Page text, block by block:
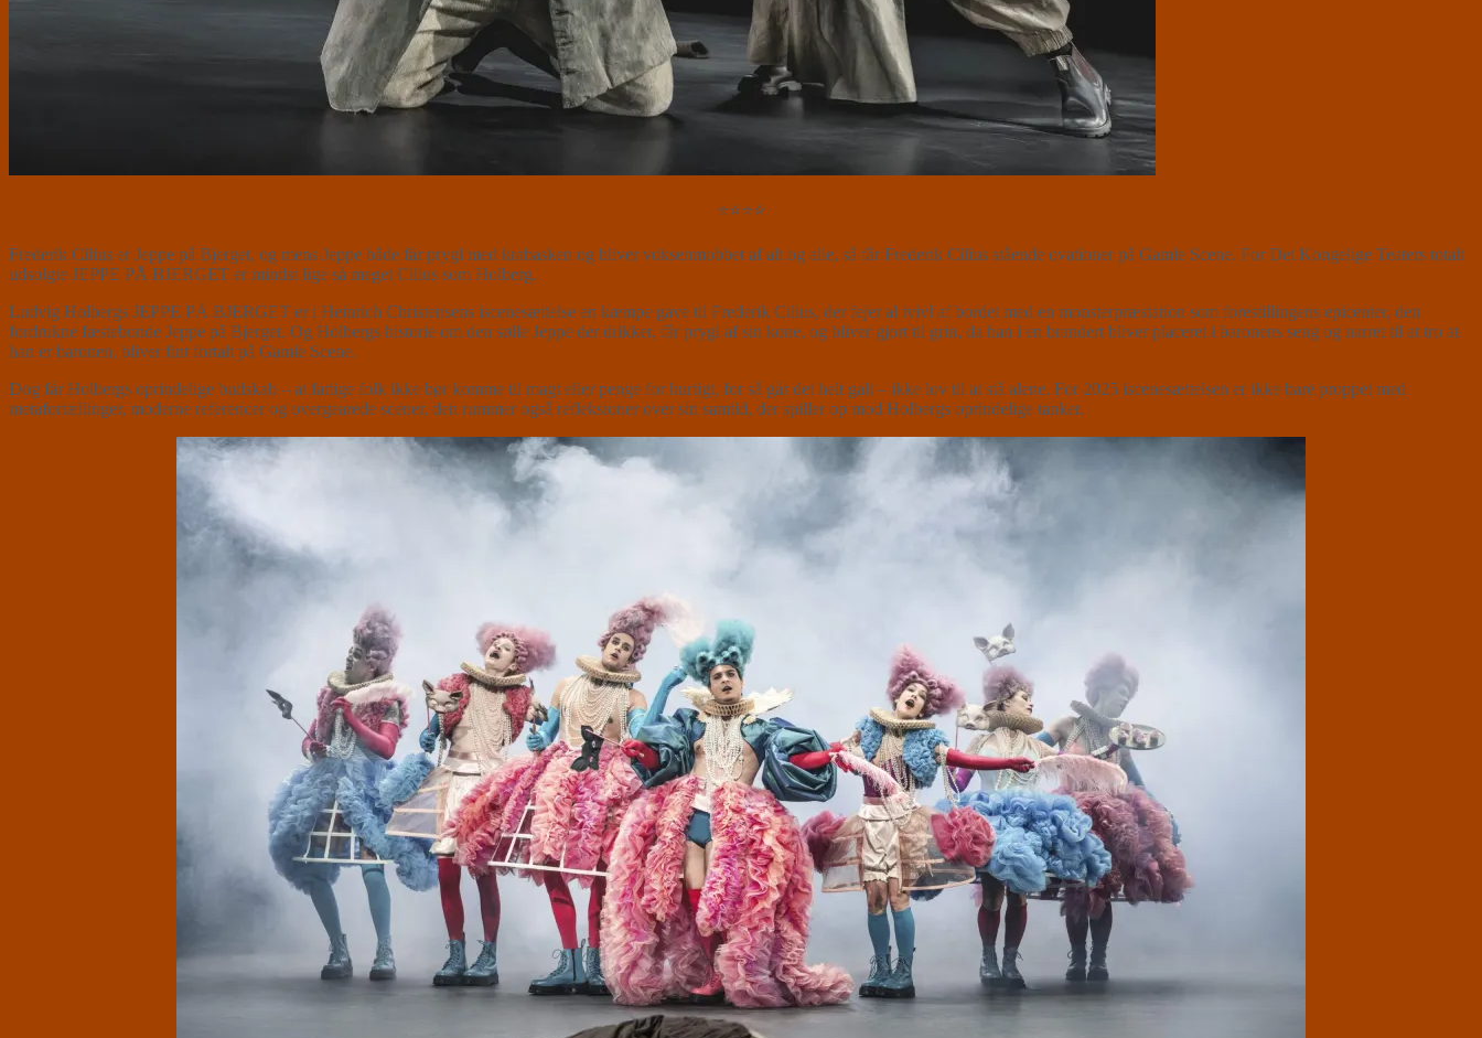
⭐⭐⭐⭐
Frederik Cilius er Jeppe på Bjerget, og mens Jeppe både får prygl med krabasken og bliver voksenmobbet af alt og alle, så får Frederik Cilius stående ovationer på Gamle Scene. For Det Kongelige Teaters totalt
udsolgte JEPPE PÅ BJERGET er mindst lige så meget Cilius som Holberg.
Ludvig Holbergs JEPPE PÅ BJERGET er i Heinrich Christensens iscenesættelse en kæmpe gave til Frederik Cilius, der fejer al tvivl af bordet med en monsterpræstation som forestillingens epicenter, den
fordrukne fæstebonde Jeppe på Bjerget. Og Holbergs historie om den sølle Jeppe der drikker, får prygl af sin kone, og bliver gjort til grin, da han i en brandert bliver placeret i baronens seng og narret til at tro at
han er baronen, bliver fint fortalt på Gamle Scene.
Dog får Holbergs oprindelige budskab – at fattige folk ikke bør komme til magt eller penge for hurtigt, for så går det helt galt – ikke lov til at stå alene. For 2025 iscenesættelsen er ikke bare proppet med
metafortællinger, moderne referencer og overgearede scener, den rummer også refleksioner over sin samtid, der spiller op mod Holbergs oprindelige tanker.